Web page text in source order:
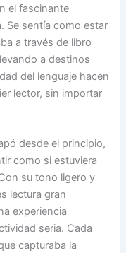
el fascinante
Se sentía como estar
a través de libro
a destinos
del lenguaje hacen
lector, sin importar
desde el principio,
como si estuviera
su tono ligero y
lectura gran
experiencia
seria. Cada
capturaba la